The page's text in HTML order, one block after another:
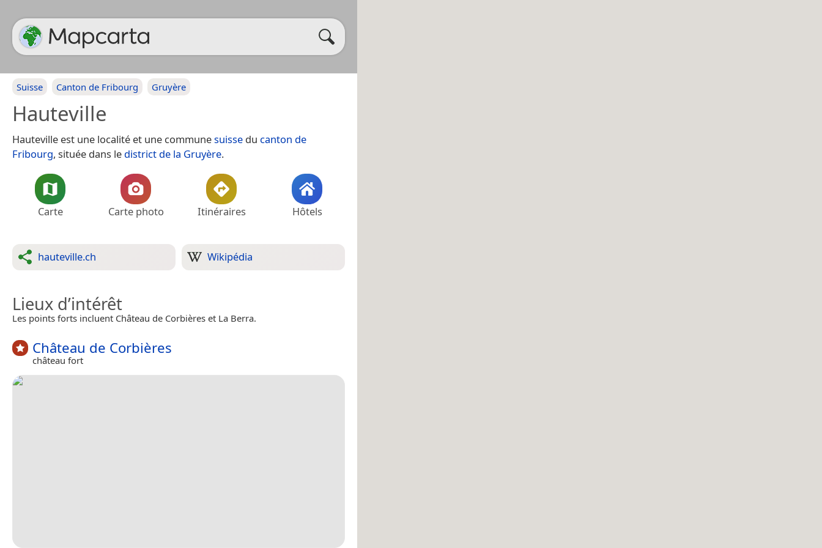
Suisse Canton de Fribourg Gruyère
Hauteville
Hauteville est une localité et une communesuisse du canton de
Fribourg, située dans le district de la Gruyère.
Carte Carte photo Itinéraires Hôtels
hauteville.ch Wikipédia
Lieux d’intérêt
Les points forts incluent Château de Corbières et La Berra.
Château de Corbières
château fort